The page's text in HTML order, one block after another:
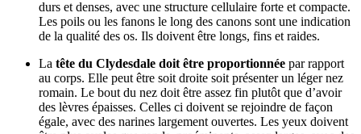
durs et denses, avec une structure cellulaire forte et compacte.
Les poils ou les fanons le long des canons sont une indication
de la qualité des os. Ils doivent être longs, fins et raides.
La tête du Clydesdale doit être proportionnée par rapport
au corps. Elle peut être soit droite soit présenter un léger nez
romain. Le bout du nez doit être assez fin plutôt que d’avoir
des lèvres épaisses. Celles ci doivent se rejoindre de façon
égale, avec des narines largement ouvertes. Les yeux doivent